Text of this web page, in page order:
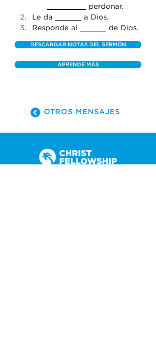
perdonar.
Le da
a Dios.
Responde al
de Dios.
DESCARGAR NOTAS DEL SERMÓN
APRENDE MÁS
OTROS MENSAJES